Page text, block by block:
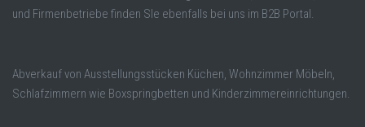
und Firmenbetriebe finden SIe ebenfalls bei uns im B2B Portal.
Abverkauf von Ausstellungsstücken Küchen, Wohnzimmer Möbeln,
Schlafzimmern wie Boxspringbetten und Kinderzimmereinrichtungen.